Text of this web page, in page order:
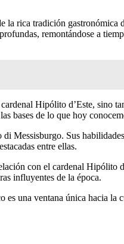
la rica tradición gastronómica
remontándose a
Hipólito d’Este, sino
bases de lo que hoy
Messisburgo. Sus
entre ellas.
con el cardenal Hipólito
influyentes de la época.
una ventana única hacia la